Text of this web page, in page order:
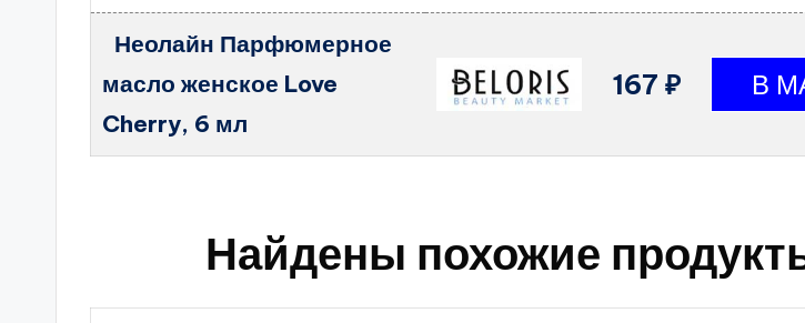
Неолайн Парфюмерное
масло женское Love
Cherry, 6 мл
167 ₽
Найдены похожие